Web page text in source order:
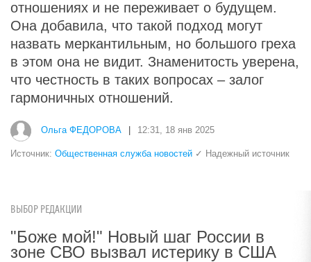
отношениях и не переживает о будущем.
Она добавила, что такой подход могут
назвать меркантильным, но большого греха
в этом она не видит. Знаменитость уверена,
что честность в таких вопросах – залог
гармоничных отношений.
Ольга ФЕДОРОВА 12:31, 18 янв 2025
Источник: Общественная служба новостей ✓ Надежный источник
ВЫБОР РЕДАКЦИИ
"Боже мой!" Новый шаг России в
зоне СВО вызвал истерику в США